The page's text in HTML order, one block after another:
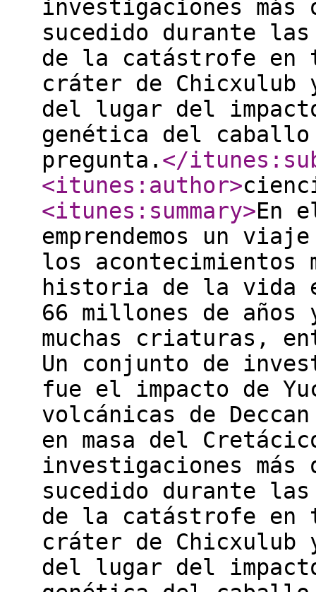
investigaciones
sucedido durante
de la catástrofe en
cráter de Chicxulub
del lugar del
genética del caballo
pregunta. </
<itunes:author>
<itunes:summary>En
emprendemos un
los acontecimientos
historia de la vida
66 millones de
muchas criaturas,
Un conjunto de
fue el impacto de
volcánicas de
en masa del
investigaciones
sucedido durante
de la catástrofe en
cráter de Chicxulub
del lugar del